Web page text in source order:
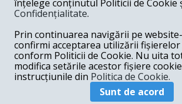
Postează comentariu
Ion -08-19-2022
Fotografia confirma ca Rusia si China
moarte.
înțelege conținutul Politicii de Cookie
Confidențialitate.
Prin continuarea navigării pe
confirmi acceptarea utilizării
conform Politicii de Cookie. Nu uita
modifica setările acestor fișiere
instrucțiunile din Politica de Cookie.
Sunt de acord